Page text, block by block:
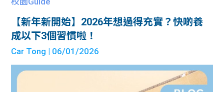
【新年新開始】2026年想過得充實？快啲養
成以下3個習慣啦！
Car Tong | 06/01/2026